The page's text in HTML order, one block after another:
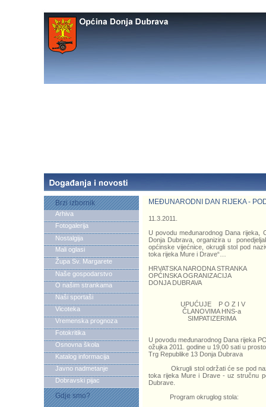
Brzi izbornik
Arhiva
Fotogalerija
Nostalgija
Mali oglasi
Župa Sv. Margarete
Naše gospodarstvo
O našim strankama
Naši sportaši
Vicoteka
Vremenska prognoza
Fotokritika
Osnovna škola
Katalog informacija
Javno nadmetanje
Dobravski pijac
Gdje smo?
MEĐUNARODNI DAN RIJEKA -
11.3.2011.
U povodu međunarodnog Dana rijeka,
Donja Dubrava, organizira u
općinske vijećnice, okrugli stol pod
toka rijeka Mure i Drave“…
HRVATSKA NARODNA STRANKA
OPĆINSKA OGRANIZACIJA
DONJA DUBRAVA
UPUĆUJE P O Z I V
ČLANOVIMA HNS-a
SIMPATIZERIMA
U povodu međunarodnog Dana rijeka
ožujka 2011. godine u 19,00 sati u
Trg Republike 13 Donja Dubrava
Okrugli stol održati će se pod
toka rijeka Mure i Drave - uz stručnu
Dubrave.
Program okruglog stola: